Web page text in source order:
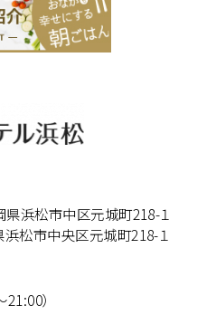
浜松市中区元城町218-１
松市中央区元城町218-１
）